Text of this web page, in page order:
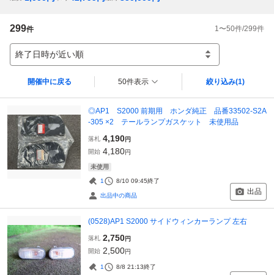
299件 1 〜50件/299件
終了日時が近い順
開催中に戻る 50件表示 絞り込み(1)
◎AP1 S2000 前期用 ホンダ純正 品番33502-S2A
-305 ×2 テールランプガスケット 未使用品
落札 4,190円
開始 4,180円
未使用
1 8/10 09:45終了
出品中の商品 出品
(0528)AP1 S2000 サイドウィンカーランプ 左右
落札 2,750円
開始 2,500円
1 8/8 21:13終了